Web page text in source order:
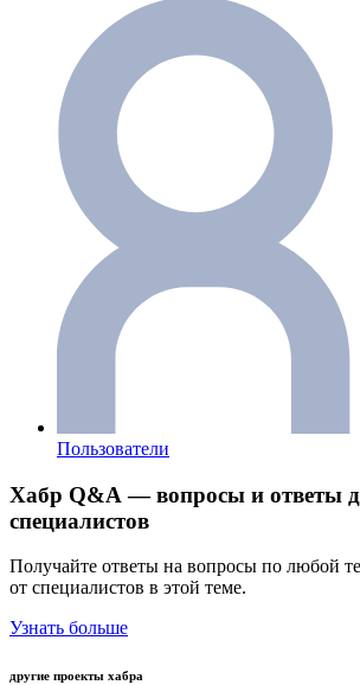
Пользователи
Хабр Q&A — вопросы и ответы
специалистов
Получайте ответы на вопросы по любой
от специалистов в этой теме.
Узнать больше
другие проекты хабра